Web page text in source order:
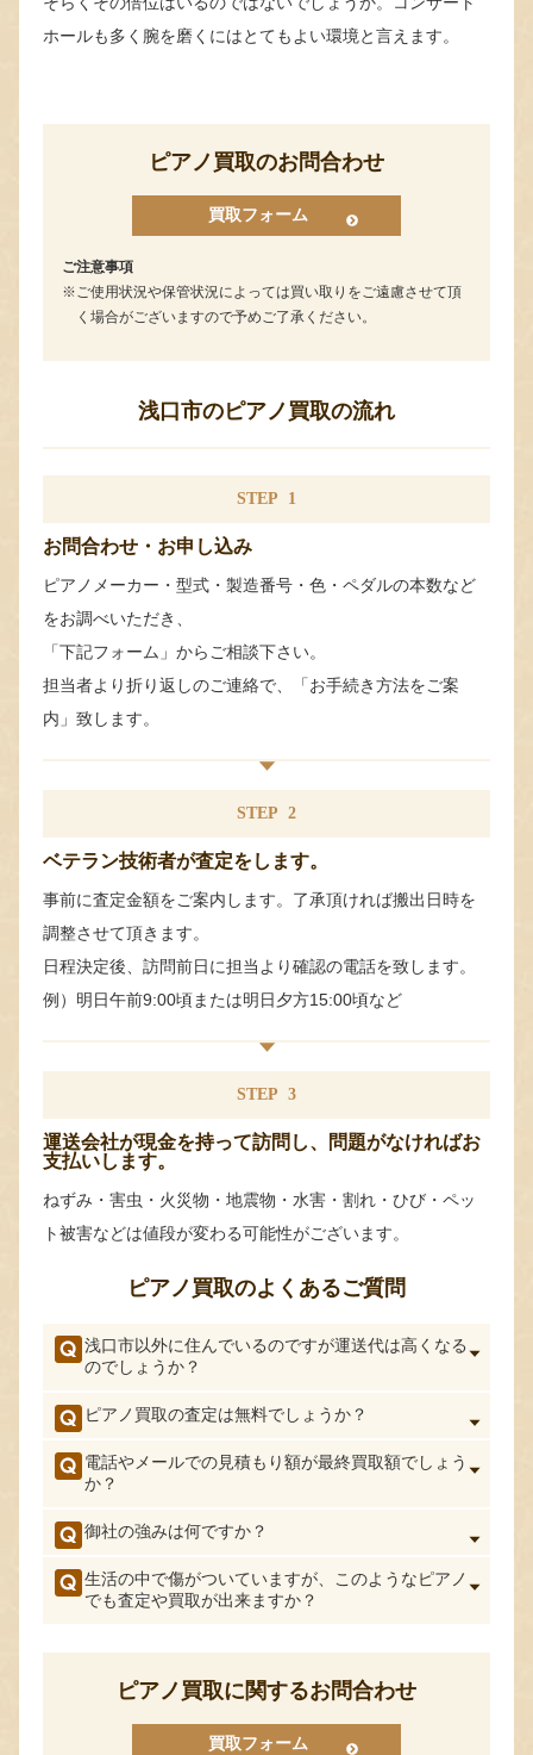
ホールも多く腕を磨くにはとてもよい環境と言えます。
ピアノ買取のお問合わせ
買取フォーム
ご注意事項
ご使用状況や保管状況によっては買い取りをご遠慮させて頂
く場合がございますので予めご了承ください。
浅口市のピアノ買取の流れ
STEP 1
お問合わせ・お申し込み
ピアノメーカー・型式・製造番号・色・ペダルの本数など
をお調べいただき、
「下記フォーム」からご相談下さい。
担当者より折り返しのご連絡で、「お手続き方法をご案
内」致します。
STEP 2
ベテラン技術者が査定をします。
事前に査定金額をご案内します。了承頂ければ搬出日時を
調整させて頂きます。
日程決定後、訪問前日に担当より確認の電話を致します。
例）明日午前9:00頃または明日夕方15:00頃など
STEP 3
運送会社が現金を持って訪問し、問題がなければお
支払いします。
ねずみ・害虫・火災物・地震物・水害・割れ・ひび・ペッ
ト被害などは値段が変わる可能性がございます。
ピアノ買取のよくあるご質問
浅口市以外に住んでいるのですが運送代は高くなる
のでしょうか？
ピアノ買取の査定は無料でしょうか？
電話やメールでの見積もり額が最終買取額でしょう
か？
御社の強みは何ですか？
生活の中で傷がついていますが、このようなピアノ
でも査定や買取が出来ますか？
ピアノ買取に関するお問合わせ
買取フォーム